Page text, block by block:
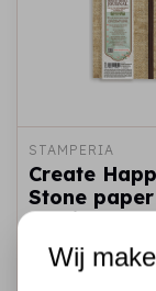
STAMPERIA
Create
Stone
Media
€6,95
Wij